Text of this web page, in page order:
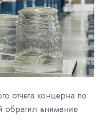
отчета концерна по
обратил внимание